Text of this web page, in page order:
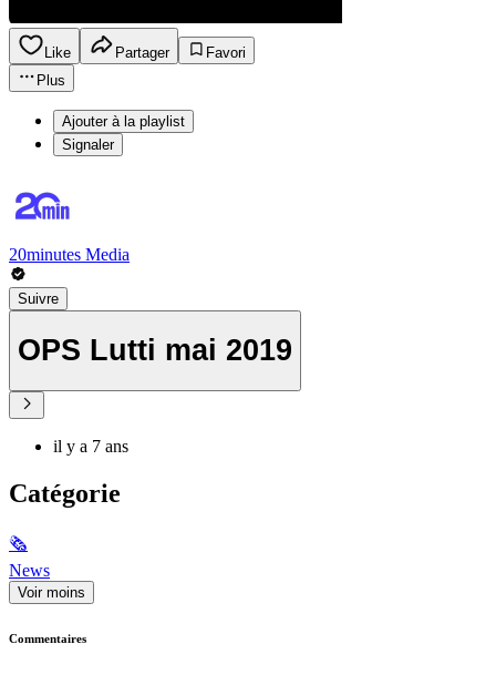
Like Partager
Favori
Plus
Ajouter à la playlist
Signaler
20minutes Media
Suivre
OPS Lutti mai 2019
il y a 7 ans
Catégorie
🗞
News
Voir moins
Commentaires